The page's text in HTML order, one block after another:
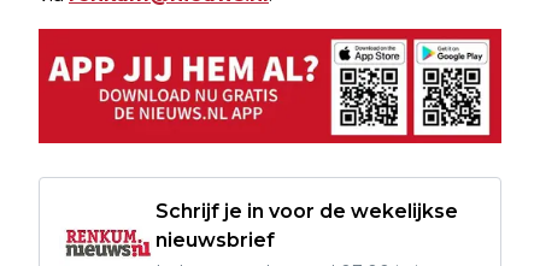
Schrijf je in voor de wekelijkse
nieuwsbrief